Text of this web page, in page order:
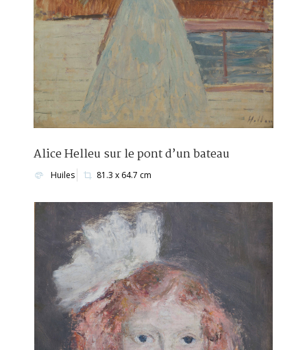
Alice Helleu sur le pont d’un bateau
Huiles 81.3 x 64.7 cm